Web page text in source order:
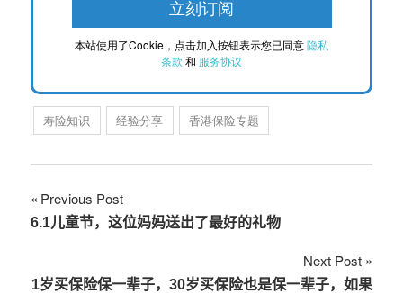
本站使用了Cookie，点击加入按钮表示您已同意隐私
条款 和 服务协议
寿险知识 经验分享 香港保险专题
文
导
Previous Post
6.1儿童节，这位妈妈送出了最好的礼物
Next Post
1岁买保险保一辈子，30岁买保险也是保一辈子，如果